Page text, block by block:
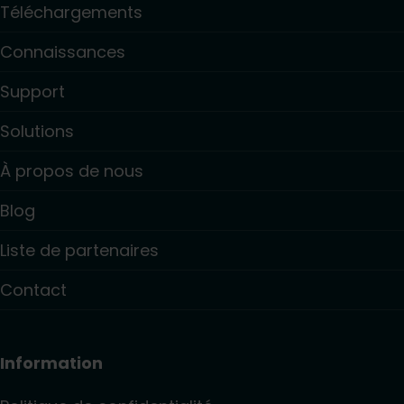
Téléchargements
Connaissances
Support
Solutions
À propos de nous
Blog
Liste de partenaires
Contact
Information